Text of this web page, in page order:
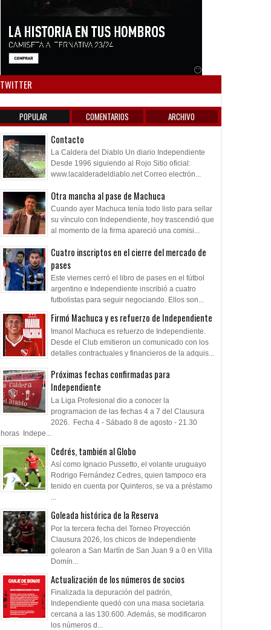
TWITTER
POPULAR COMENTARIOS ARCHIVO
Contacto
La Caldera del Diablo Un diario Independiente
Desde 1996 siguiendo al Rojo Sitio oficial:
www.lacalderadeldiablo.net Correo electrón...
Otra mancha al pase de Machuca
Cuando ayer Machuca tenía todo listo para sellar
su vínculo con Independiente, hoy trascendió que
al momento de la firma apareció una comisi...
Cuatro inscriptos en el cierre del mercado de
pases
Este viernes cerró el libro de pases en el fútbol
argentino e Independiente inscribió a cuatro
futbolistas para seguir negociando. Ellos son...
Firmó Machuca y es refuerzo de Independiente
Imanol Machuca es refuerzo de Independiente.
Desde el Club emitieron un comunicado con los
detalles contractuales y financieros de la adquis...
Próximas fechas confirmadas para
Independiente
La Liga Profesional dio a conocer la
programacion de las fechas 4 a 7 del Clausura
2026. Fecha 4 - Sábado 8 de agosto - 21.30
horas Indepe...
Cedrés, también al Globo
Así como Ignacio Pussetto, el volante uruguayo
Rodrigo Fernández Cedres, quien tampoco era
tenido en cuenta por Quinteros, se va a préstamo
...
Goleada histórica de la Reserva
Por la tercera fecha del Torneo Proyección
Clausura 2026, los chicos de Independiente
golearon a San Martín de San Juan 9 a 0 en Villa
Domín...
Actualización de los números de socios
Finalizada la depuración del padrón,
Independiente quedó con una masa societaria
cercana a las 130.600. Además, se modificaron
los números d...